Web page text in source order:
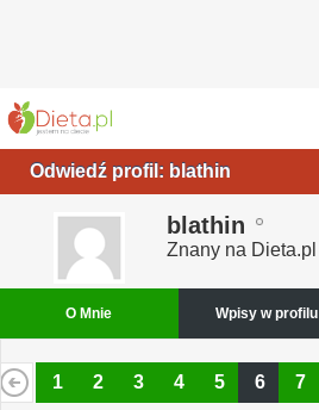
Odwiedź profil: blathin
blathin
Znany na Dieta.pl
O Mnie Wpisy w profilu
1 2 3 4 5 6 7